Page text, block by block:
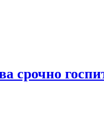
срочно